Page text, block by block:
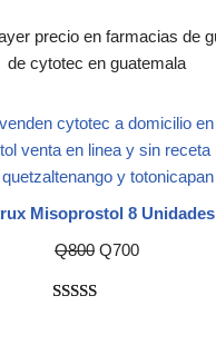
Misoprostol 8 Unidades
Q800 Q700